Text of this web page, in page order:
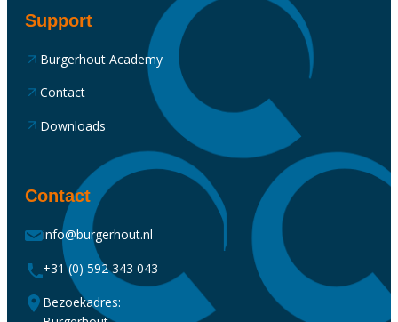
Support
Burgerhout Academy
Contact
Downloads
Contact
info@burgerhout.nl
+31 (0) 592 343 043
Bezoekadres: